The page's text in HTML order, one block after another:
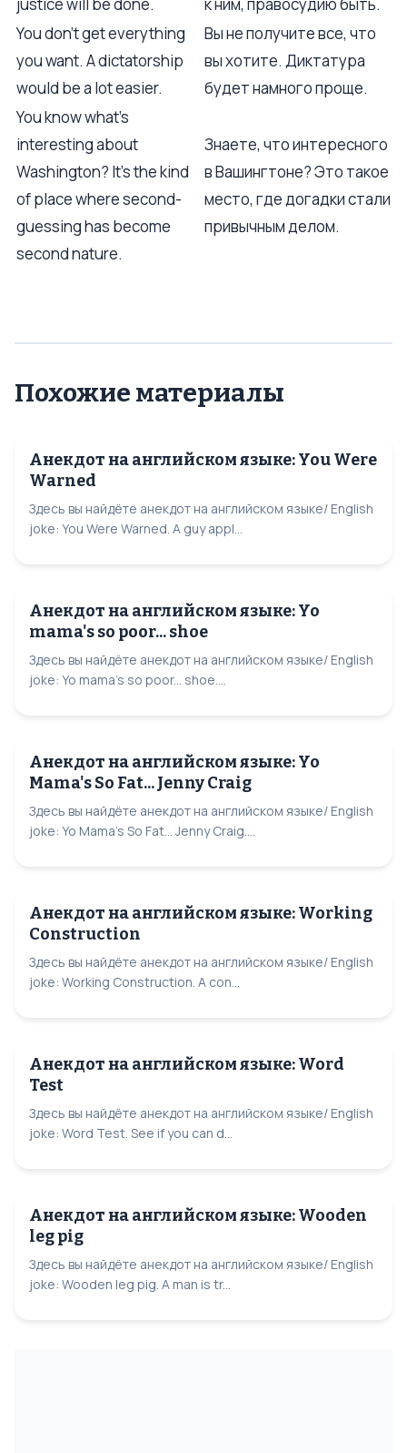
You don't get everything
you want. A dictatorship
would be a lot easier.
Вы не получите все, что
вы хотите. Диктатура
будет намного проще.
You know what's
interesting about
Washington? It's the kind
of place where second-
guessing has become
second nature.
Знаете, что интересного
в Вашингтоне? Это такое
место, где догадки стали
привычным делом.
Похожие материалы
Анекдот на английском языке: You Were
Warned
Здесь вы найдёте анекдот на английском языке/ English
joke: You Were Warned. A guy appl...
Анекдот на английском языке: Yo
mama's so poor... shoe
Здесь вы найдёте анекдот на английском языке/ English
joke: Yo mama's so poor... shoe....
Анекдот на английском языке: Yo
Mama's So Fat... Jenny Craig
Здесь вы найдёте анекдот на английском языке/ English
joke: Yo Mama's So Fat... Jenny Craig....
Анекдот на английском языке: Working
Construction
Здесь вы найдёте анекдот на английском языке/ English
joke: Working Construction. A con...
Анекдот на английском языке: Word
Test
Здесь вы найдёте анекдот на английском языке/ English
joke: Word Test. See if you can d...
Анекдот на английском языке: Wooden
leg pig
Здесь вы найдёте анекдот на английском языке/ English
joke: Wooden leg pig. A man is tr...